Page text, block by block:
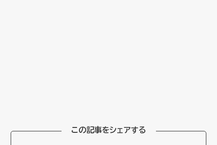
この記事をシェアする